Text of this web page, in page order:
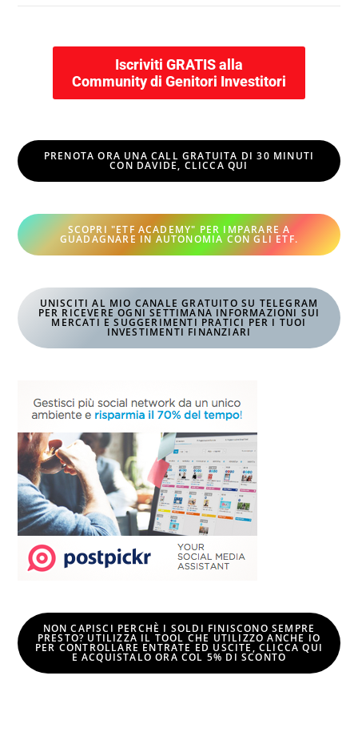
Iscriviti GRATIS alla
Community di Genitori Investitori
PRENOTA ORA UNA CALL GRATUITA DI 30 MINUTI
CON DAVIDE, CLICCA QUI
SCOPRI "ETF ACADEMY" PER IMPARARE A
GUADAGNARE IN AUTONOMIA CON GLI ETF.
UNISCITI AL MIO CANALE GRATUITO SU TELEGRAM
PER RICEVERE OGNI SETTIMANA INFORMAZIONI SUI
MERCATI E SUGGERIMENTI PRATICI PER I TUOI
INVESTIMENTI FINANZIARI
NON CAPISCI PERCHÈ I SOLDI FINISCONO SEMPRE
PRESTO? UTILIZZA IL TOOL CHE UTILIZZO ANCHE IO
PER CONTROLLARE ENTRATE ED USCITE, CLICCA QUI
EACQUISTALO ORA COL 5% DI SCONTO